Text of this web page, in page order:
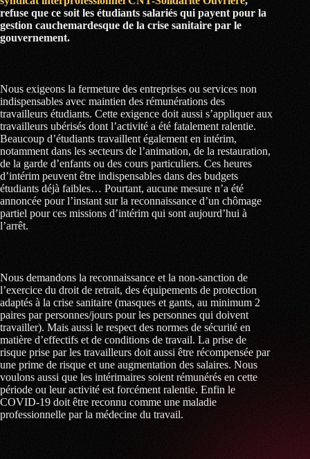
refuse que ce soit les étudiants salariés qui payent pour la
gestion cauchemardesque de la crise sanitaire par le
gouvernement.
Nous exigeons la fermeture des entreprises ou services non
indispensables avec maintien des rémunérations des
travailleurs étudiants. Cette exigence doit aussi s’appliquer aux
travailleurs ubérisés dont l’activité a été fatalement ralentie.
Beaucoup d’étudiants travaillent également en intérim,
notamment dans les secteurs de l’animation, de la restauration,
de la garde d’enfants ou des cours particuliers. Ces heures
d’intérim peuvent être indispensables dans des budgets
étudiants déjà faibles… Pourtant, aucune mesure n’a été
annoncée pour l’instant sur la reconnaissance d’un chômage
partiel pour ces missions d’intérim qui sont aujourd’hui à
l’arrêt.
Nous demandons la reconnaissance et la non-sanction de
l’exercice du droit de retrait, des équipements de protection
adaptés à la crise sanitaire (masques et gants, au minimum 2
paires par personnes/jours pour les personnes qui doivent
travailler). Mais aussi le respect des normes de sécurité en
matière d’effectifs et de conditions de travail. La prise de
risque prise par les travailleurs doit aussi être récompensée par
une prime de risque et une augmentation des salaires. Nous
voulons aussi que les intérimaires soient rémunérés en cette
période ou leur activité est forcément ralentie. Enfin le
COVID-19 doit être reconnu comme une maladie
professionnelle par la médecine du travail.